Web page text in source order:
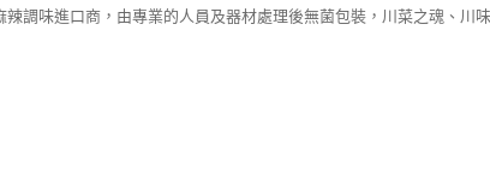
調味進口商，由專業的人員及器材處理後無菌包裝，川菜之魂、川